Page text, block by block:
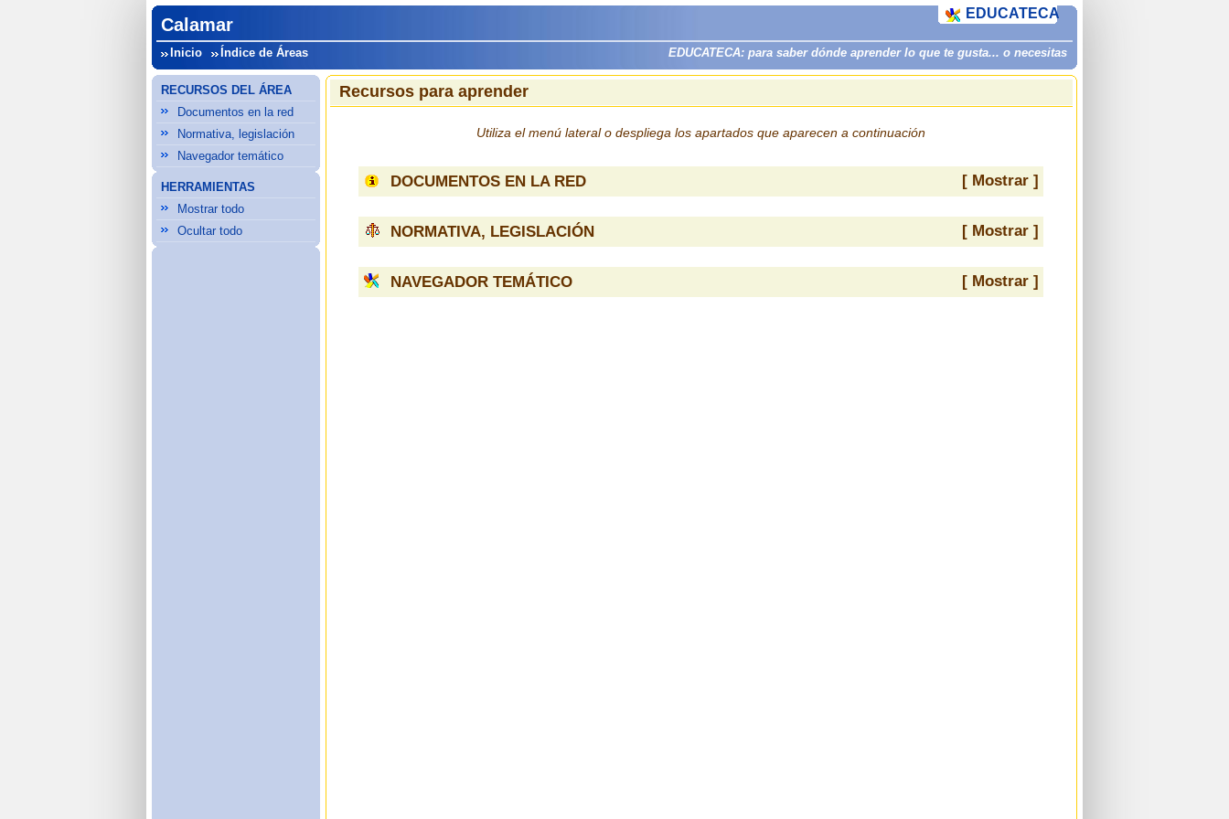
Calamar
Inicio Índice de Áreas EDUCATECA: para saber dónde aprender lo que te gusta... o necesitas
EDUCATECA
RECURSOS DEL ÁREA
Documentos en la red
Normativa, legislación
Navegador temático
HERRAMIENTAS
Mostrar todo
Ocultar todo
Recursos para aprender
Utiliza el menú lateral o despliega los apartados que aparecen a continuación
DOCUMENTOS EN LA RED [ Mostrar ]
NORMATIVA, LEGISLACIÓN [ Mostrar ]
NAVEGADOR TEMÁTICO [ Mostrar ]